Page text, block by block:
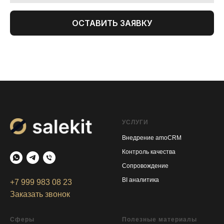
ОСТАВИТЬ ЗАЯВКУ
+7 999 983 08 23
Заказать звонок
УСЛУГИ
Внедрение amoCRM
Контроль качества
Сопровождение
BI аналитика
Сферы Полезные материалы